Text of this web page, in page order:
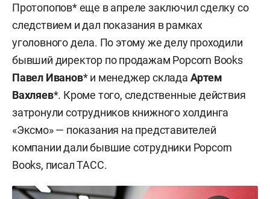
Протопопов* еще в апреле заключил сделку со
следствием и дал показания в рамках
уголовного дела. По этому же делу проходили
бывший директор по продажам Popcorn Books
Павел Иванов* и менеджер склада Артем
Вахляев*. Кроме того, следственные действия
затронули сотрудников книжного холдинга
«Эксмо» — показания на представителей
компании дали бывшие сотрудники Popcorn
Books, писал ТАСС.